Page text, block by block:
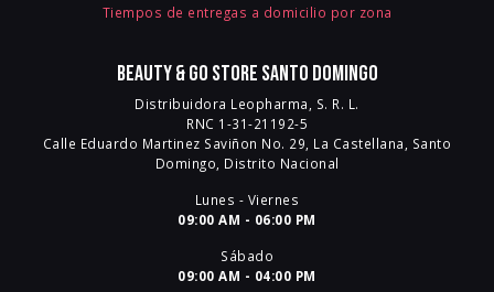
Tiempos de entregas a domicilio por zona
Beauty & Go Store Santo Domingo
Distribuidora Leopharma, S. R. L.
RNC 1-31-21192-5
Calle Eduardo Martinez Saviñon No. 29, La Castellana, Santo
Domingo, Distrito Nacional
Lunes - Viernes
09:00 AM - 06:00 PM
Sábado
09:00 AM - 04:00 PM